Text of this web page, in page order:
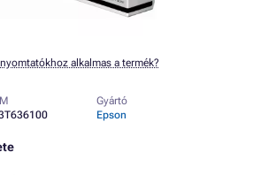
alkalmas a termék?
Gyártó
Epson